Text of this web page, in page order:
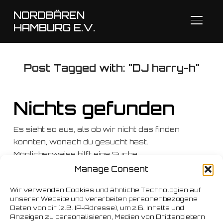
Manage Consent
Wir verwenden Cookies und ähnliche Technologien auf
unserer Website und verarbeiten personenbezogene
Daten von dir (z.B. IP-Adresse), um z.B. Inhalte und
Anzeigen zu personalisieren, Medien von Drittanbietern
NORDBÄREN
HAMBURG E.V.
Post Tagged with: "DJ harry-h"
Nichts gefunden
Es sieht so aus, als ob wir nicht das finden
konnten, wonach du gesucht hast.
Möglicherweise hilft eine Suche.